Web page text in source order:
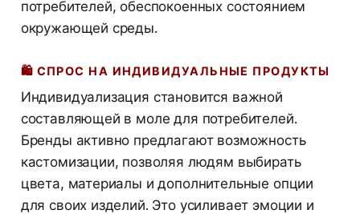
потребителей, обеспокоенных состоянием
окружающей среды.
🛍️ СПРОС НА ИНДИВИДУАЛЬНЫЕ ПРОДУКТЫ
Индивидуализация становится важной
составляющей в моле для потребителей.
Бренды активно предлагают возможность
кастомизации, позволяя людям выбирать
цвета, материалы и дополнительные опции
для своих изделий. Это усиливает эмоции и